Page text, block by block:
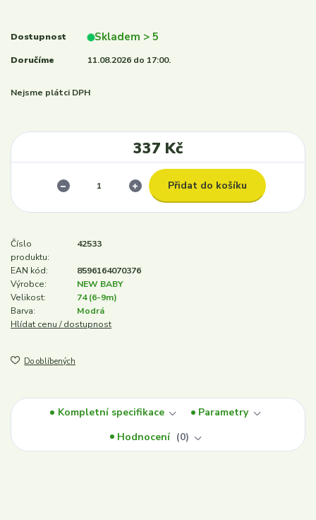
Dostupnost Skladem > 5
Doručíme 11.08.2026 do 17:00.
Nejsme plátci DPH
337 Kč
Přidat do košíku
Číslo
produktu:
42533
EAN kód:
8596164070376
Výrobce:
NEW BABY
Velikost:
74 (6-9m)
Barva:
Modrá
Hlídat cenu / dostupnost
Do oblíbených
Kompletní specifikace
Parametry
Hodnocení
0